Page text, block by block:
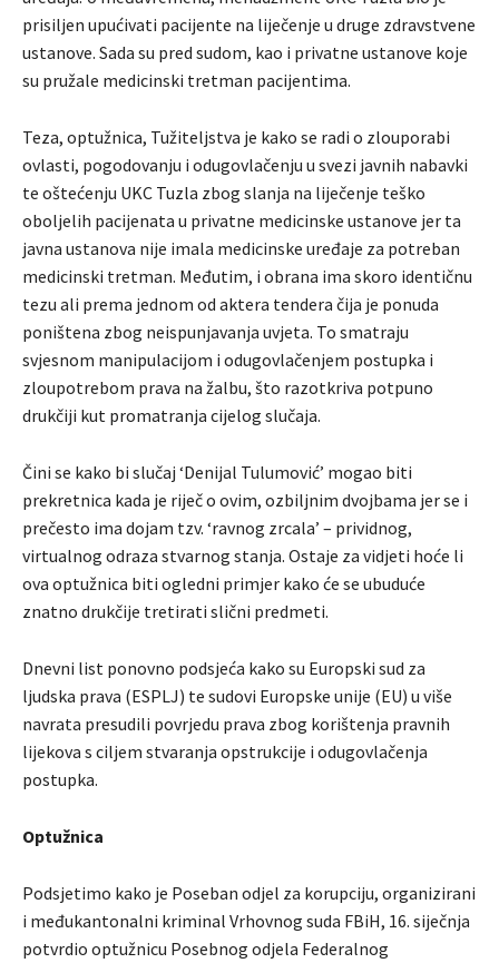
prisiljen upućivati pacijente na liječenje u druge zdravstvene
ustanove. Sada su pred sudom, kao i privatne ustanove koje
su pružale medicinski tretman pacijentima.
Teza, optužnica, Tužiteljstva je kako se radi o zlouporabi
ovlasti, pogodovanju i odugovlačenju u svezi javnih nabavki
te oštećenju UKC Tuzla zbog slanja na liječenje teško
oboljelih pacijenata u privatne medicinske ustanove jer ta
javna ustanova nije imala medicinske uređaje za potreban
medicinski tretman. Međutim, i obrana ima skoro identičnu
tezu ali prema jednom od aktera tendera čija je ponuda
poništena zbog neispunjavanja uvjeta. To smatraju
svjesnom manipulacijom i odugovlačenjem postupka i
zloupotrebom prava na žalbu, što razotkriva potpuno
drukčiji kut promatranja cijelog slučaja.
Čini se kako bi slučaj ‘Denijal Tulumović’ mogao biti
prekretnica kada je riječ o ovim, ozbiljnim dvojbama jer se i
prečesto ima dojam tzv. ‘ravnog zrcala’ – prividnog,
virtualnog odraza stvarnog stanja. Ostaje za vidjeti hoće li
ova optužnica biti ogledni primjer kako će se ubuduće
znatno drukčije tretirati slični predmeti.
Dnevni list ponovno podsjeća kako su Europski sud za
ljudska prava (ESPLJ) te sudovi Europske unije (EU) u više
navrata presudili povrjedu prava zbog korištenja pravnih
lijekova s ciljem stvaranja opstrukcije i odugovlačenja
postupka.
Optužnica
Podsjetimo kako je Poseban odjel za korupciju, organizirani
i međukantonalni kriminal Vrhovnog suda FBiH, 16. siječnja
potvrdio optužnicu Posebnog odjela Federalnog